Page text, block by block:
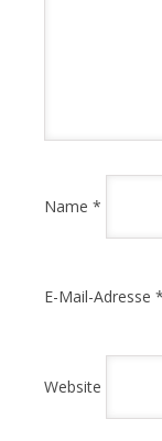
Name *
E-Mail-Adresse *
Website